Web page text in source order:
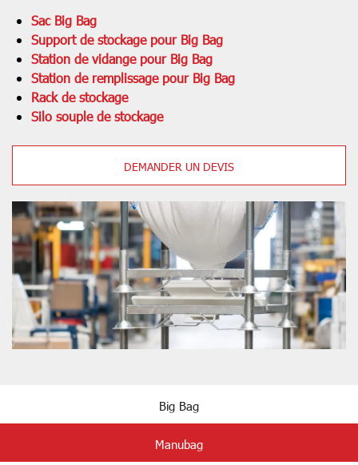
Sac Big Bag
Support de stockage pour Big Bag
Station de vidange pour Big Bag
Station de remplissage pour Big Bag
Rack de stockage
Silo souple de stockage
DEMANDER UN DEVIS
Big Bag
Manubag